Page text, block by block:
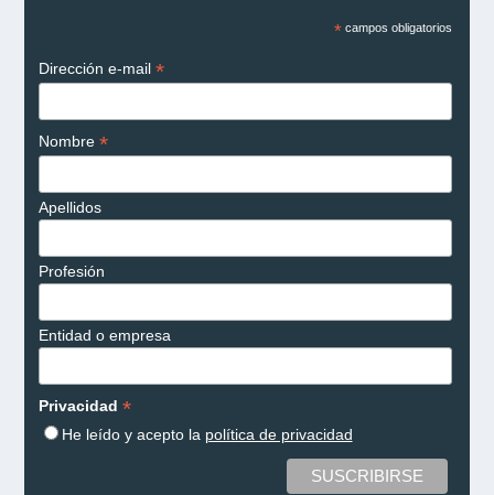
*campos obligatorios
Dirección e-mail *
Nombre *
Apellidos
Profesión
Entidad o empresa
Privacidad *
He leído y acepto la política de privacidad